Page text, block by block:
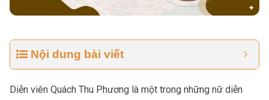
Nội dung bài viết
Diễn viên Quách Thu Phương là một trong những nữ diễn